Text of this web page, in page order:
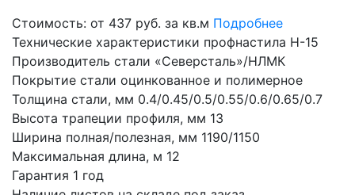
Стоимость: от 437 руб. за кв.м Подробнее
Технические характеристики профнастила Н-15
Производитель стали «Северсталь»/НЛМК
Покрытие стали оцинкованное и полимерное
Толщина стали, мм 0.4/0.45/0.5/0.55/0.6/0.65/0.7
Высота трапеции профиля, мм 13
Ширина полная/полезная, мм 1190/1150
Максимальная длина, м 12
Гарантия 1 год